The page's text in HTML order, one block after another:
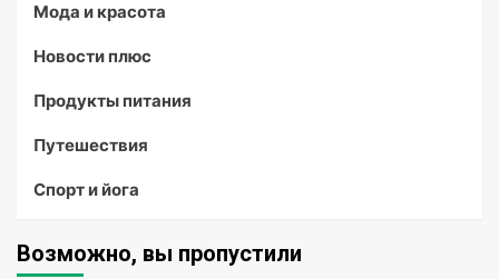
Мода и красота
Новости плюс
Продукты питания
Путешествия
Спорт и йога
Возможно, вы пропустили